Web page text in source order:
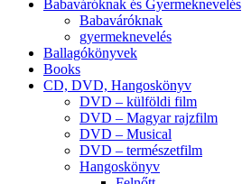
Babaváróknak és Gyermeknevelés
Babaváróknak
gyermeknevelés
Ballagókönyvek
Books
CD, DVD, Hangoskönyv
DVD – külföldi film
DVD – Magyar rajzfilm
DVD – Musical
DVD – természetfilm
Hangoskönyv